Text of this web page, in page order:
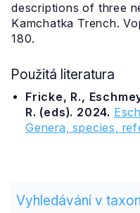
descriptions of three
Kamchatka Trench.
180.
Použitá literatura
Fricke, R.,
R. (eds). 2024.
Genera, species,
Vyhledávání v